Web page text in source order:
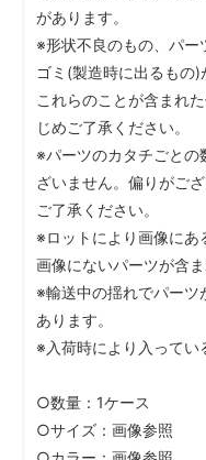
があります。
※形状不良のもの、パー
ゴミ(製造時に出るもの)
これらのことが含まれ
じめご了承ください。
※パーツのカタチごとの
ざいません。偏りがご
ご了承ください。
※ロットにより画像にあ
画像にないパーツが含
※輸送中の揺れでパーツ
あります。
※入荷時により入ってい
○数量：1ケース
○サイズ：画像参照